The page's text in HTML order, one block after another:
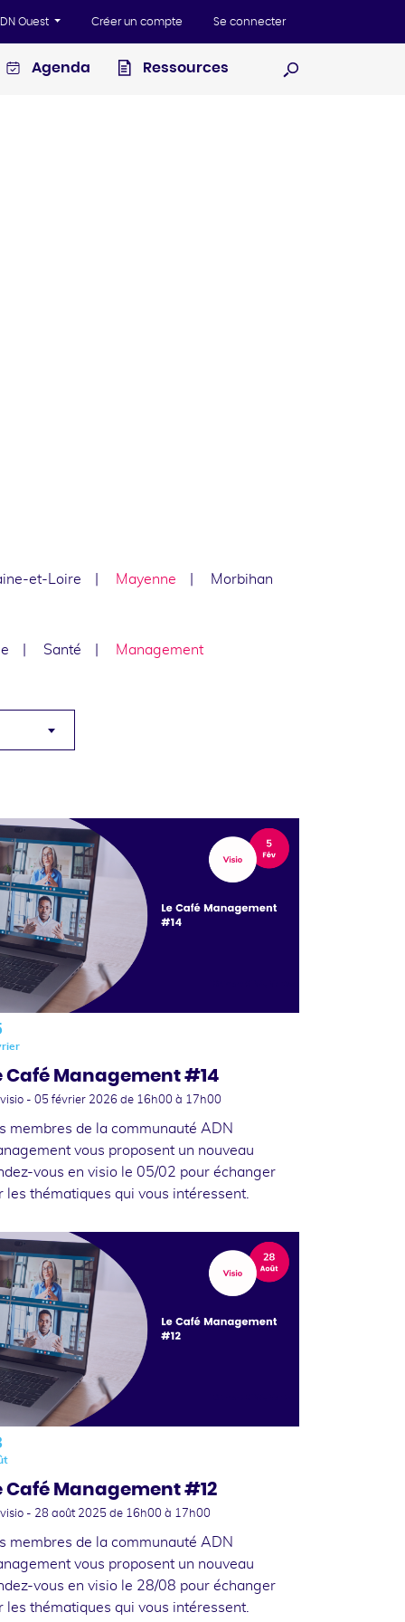
Ouest Créer un compte Se connecter
Agenda
Ressources
et-Loire Mayenne Morbihan
Santé Management
Café Management #14
- 05 février 2026 de 16h00 à 17h00
membres de la communauté ADN
vous proposent un nouveau
vous en visio le 05/02 pour échanger
les thématiques qui vous intéressent.
Café Management #12
- 28 août 2025 de 16h00 à 17h00
membres de la communauté ADN
vous proposent un nouveau
vous en visio le 28/08 pour échanger
les thématiques qui vous intéressent.